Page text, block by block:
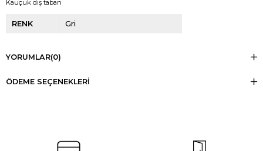
Kauçuk dış taban
RENK Gri
YORUMLAR(0)
ÖDEME SEÇENEKLERI